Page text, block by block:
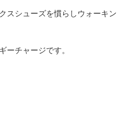
スシューズを慣らしウォーキン
ーチャージです。